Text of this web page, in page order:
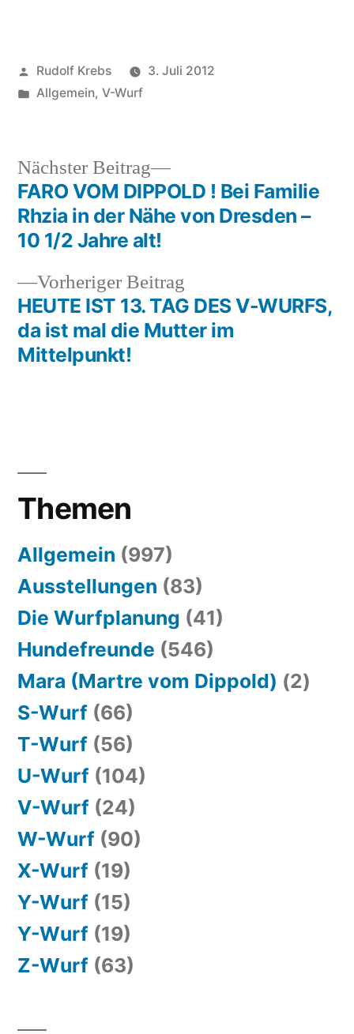
Veröffentlicht
von
Rudolf Krebs
3. Juli 2012
Veröffentlicht
Allgemein, V-Wurf
Beitragsnavigation
Vorheriger Beitrag
Beitrag:
HEUTE IST 13. TAG DES V-WURFS,
da ist mal die Mutter im
Mittelpunkt!
Nächster Beitrag
Nächster
Beitrag:
FARO VOM DIPPOLD ! Bei Familie
Rhzia in der Nähe von Dresden –
10 1/2 Jahre alt!
Themen
Allgemein (997)
Ausstellungen (83)
Die Wurfplanung (41)
Hundefreunde (546)
Mara (Martre vom Dippold) (2)
S-Wurf (66)
T-Wurf (56)
U-Wurf (104)
V-Wurf (24)
W-Wurf (90)
X-Wurf (19)
Y-Wurf (15)
Y-Wurf (19)
Z-Wurf (63)